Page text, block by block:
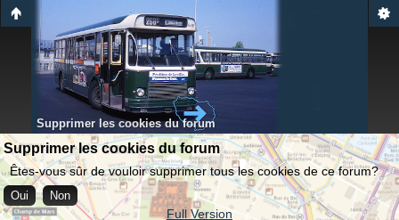
Supprimer les cookies du forum
Supprimer les cookies du forum
Êtes-vous sûr de vouloir supprimer tous les cookies de ce forum?
Full Version